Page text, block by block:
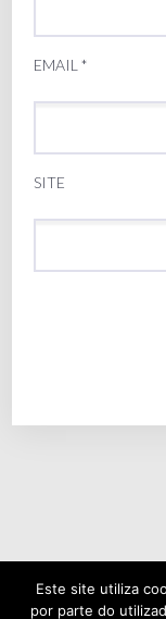
EMAIL*
SITE
Este site utiliza
por parte do